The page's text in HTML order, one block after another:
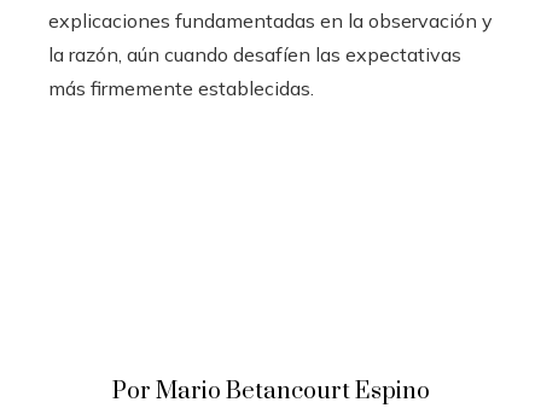
explicaciones fundamentadas en la observación y
la razón, aún cuando desafíen las expectativas
más firmemente establecidas.
Por Mario Betancourt Espino